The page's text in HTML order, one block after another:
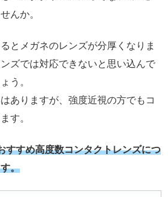
んか。
とメガネのレンズが分厚くなりま
ズでは対応できないと思い込んで
う。
ありますが、強度近視の方でもコ
す。
すすめ高度数コンタクトレンズにつ
。